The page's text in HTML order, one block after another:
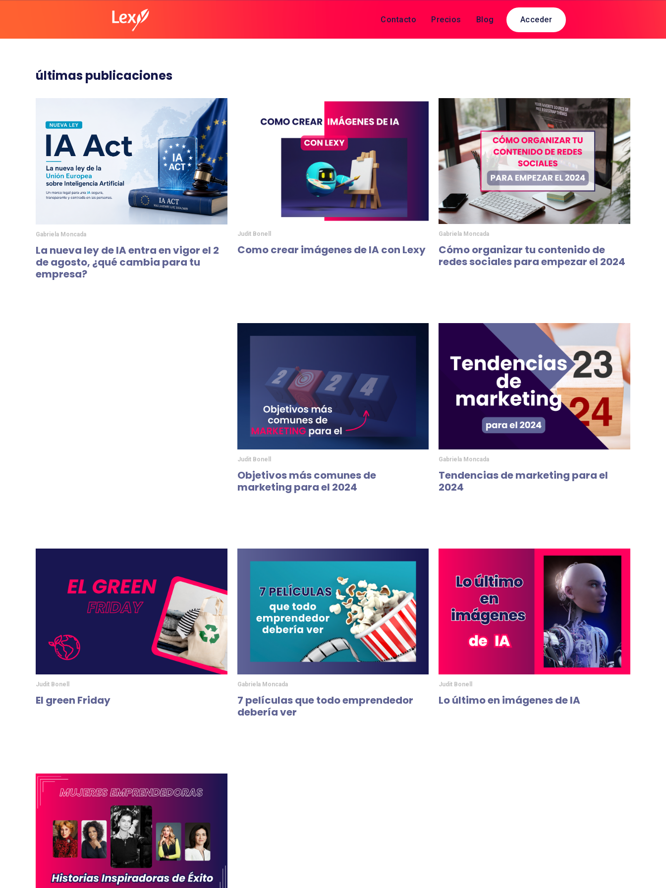
Contacto Precios Blog Acceder
últimas publicaciones
Gabriela Moncada
La nueva ley de IA entra en vigor el 2
de agosto, ¿qué cambia para tu
empresa?
Judit Bonell
Como crear imágenes de IA con Lexy
Gabriela Moncada
Cómo organizar tu contenido de
redes sociales para empezar el 2024
Judit Bonell
Objetivos más comunes de
marketing para el 2024
Gabriela Moncada
Tendencias de marketing para el
2024
Judit Bonell
El green Friday
Gabriela Moncada
7 películas que todo emprendedor
debería ver
Judit Bonell
Lo último en imágenes de IA